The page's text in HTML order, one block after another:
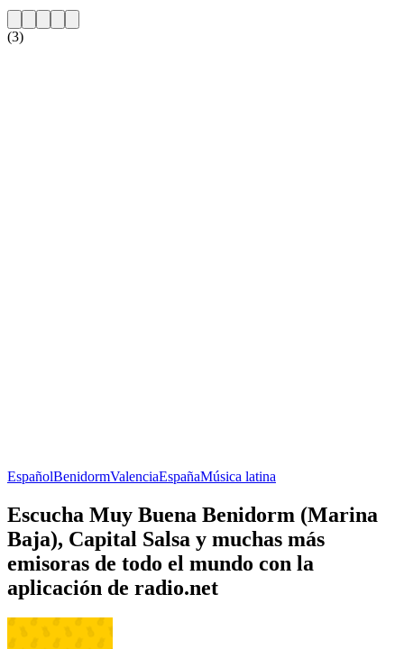
(3)
EspañolBenidormValenciaEspañaMúsica latina
Escucha Muy Buena Benidorm (Marina
Baja), Capital Salsa y muchas más
emisoras de todo el mundo con la
aplicación de radio.net